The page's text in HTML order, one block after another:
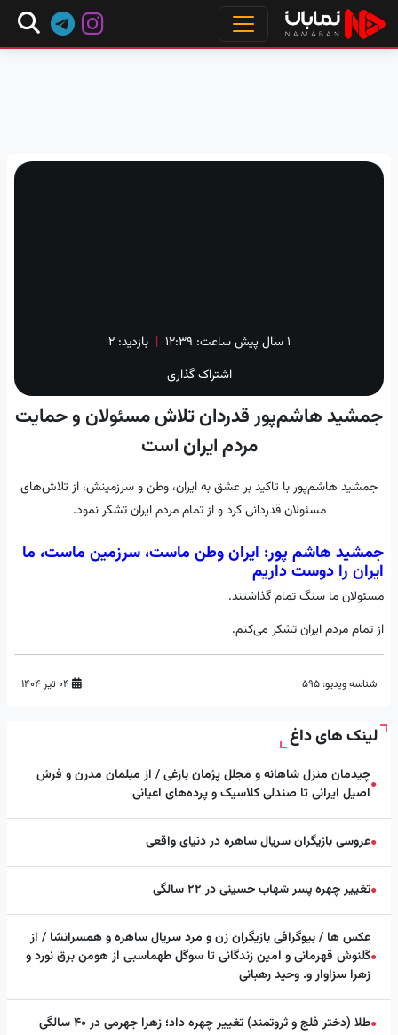
۱ سال پیش ساعت: ۱۲:۳۹ | بازدید: 2
اشتراک گذاری
جمشید هاشم‌پور قدردان تلاش مسئولان و حمایت
مردم ایران است
جمشید هاشم‌پور با تاکید بر عشق به ایران، وطن و سرزمینش، از تلاش‌های
مسئولان قدردانی کرد و از تمام مردم ایران تشکر نمود.
جمشید هاشم پور: ایران وطن ماست، سرزمین ماست، ما
ایران را دوست داریم
مسئولان ما سنگ تمام گذاشتند.
از تمام مردم ایران تشکر می‌کنم.
شناسه ویدیو:
لینک های داغ
●چیدمان منزل شاهانه و مجلل پژمان بازغی / از مبلمان مدرن و فرش
اصیل ایرانی تا صندلی کلاسیک و پرده‌های اعیانی
●عروسی بازیگران سریال ساهره در دنیای واقعی
●تغییر چهره پسر شهاب حسینی در ۲۲ سالگی
●
عکس ها / بیوگرافی بازیگران زن و مرد سریال ساهره و همسرانشا / از
گلنوش قهرمانی و امین زندگانی تا سوگل طهماسبی از هومن برق نورد و
زهرا سزاوار و. وحید رهبانی
●طلا (دختر فلج و ثروتمند) تغییر چهره داد؛ زهرا جهرمی در ۴۰ سالگی